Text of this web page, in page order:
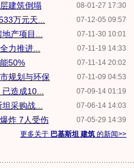
08-01-27 17:30
建筑倒塌
07-12-05 09:57
万元天...
07-11-30 10:01
产项目...
07-11-19 14:33
力推进...
07-11-14 20:02
50%
07-11-09 04:53
规划与环保
07-09-14 01:19
造成10...
07-06-14 14:03
采购战...
07-05-29 14:39
炸 7人受伤
更多关于 巴基斯坦 建筑 的新闻>>